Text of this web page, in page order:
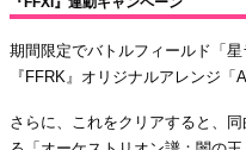
期間限定でバトルフィールド「
『FFRK』オリジナルアレンジ「
さらに、これをクリアすると、